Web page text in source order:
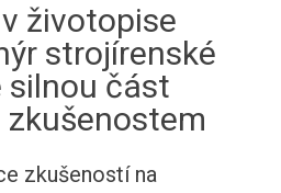
životopise
strojírenské
silnou část
zkušeností na